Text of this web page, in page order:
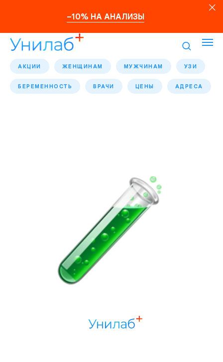
–10% НА АНАЛИЗЫ
АКЦИИ ЖЕНЩИНАМ МУЖЧИНАМ УЗИ
БЕРЕМЕННОСТЬ ВРАЧИ ЦЕНЫ АДРЕСА